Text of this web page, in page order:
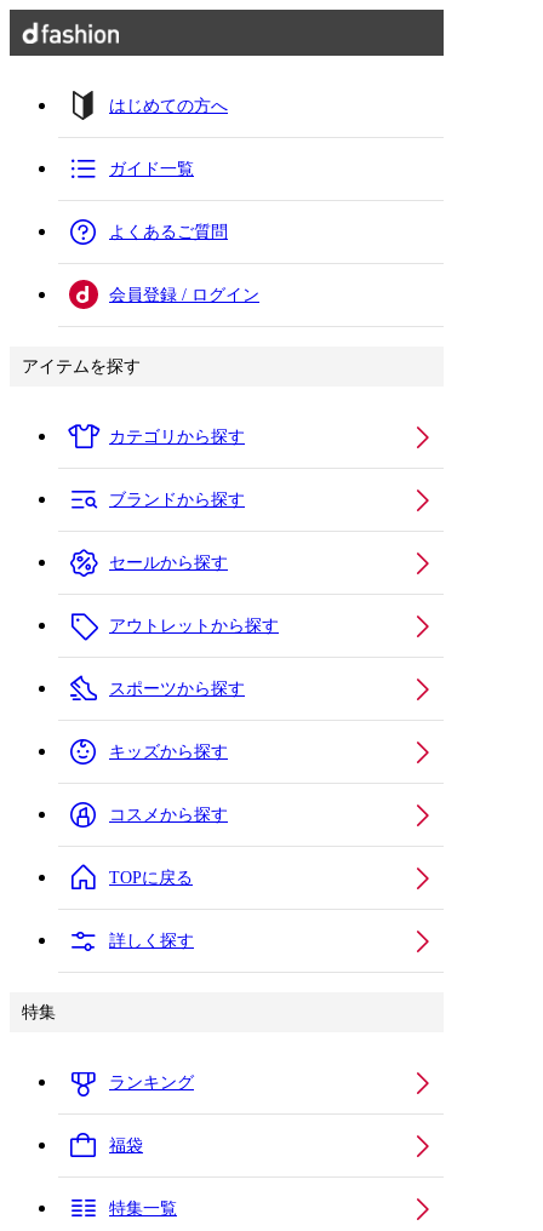
はじめての方へ
ガイド一覧
よくあるご質問
会員登録 / ログイン
アイテムを探す
カテゴリから探す
ブランドから探す
セールから探す
アウトレットから探す
スポーツから探す
キッズから探す
コスメから探す
TOPに戻る
詳しく探す
特集
ランキング
福袋
特集一覧